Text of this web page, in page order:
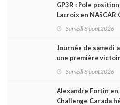
GP3R : Pole
Lacroix en NASCAR
Samedi 8 août 2026
Journée de samedi
une première
Samedi 8 août 2026
Alexandre Fortin en
Challenge Canada